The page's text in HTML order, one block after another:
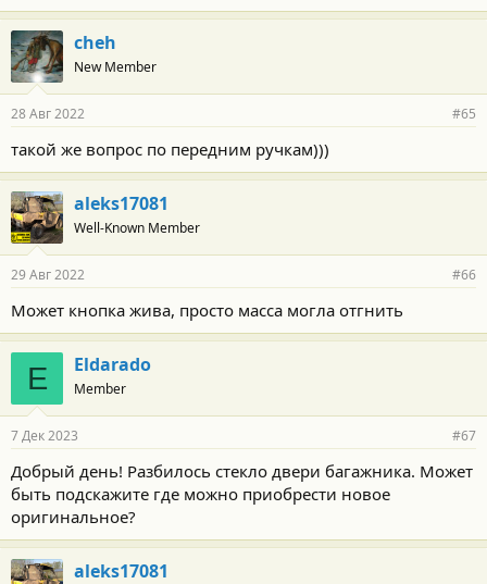
cheh
New Member
28 Авг 2022 #65
такой же вопрос по передним ручкам)))
aleks17081
Well-Known Member
29 Авг 2022 #66
Может кнопка жива, просто масса могла отгнить
E Eldarado
Member
7 Дек 2023 #67
Добрый день! Разбилось стекло двери багажника. Может
быть подскажите где можно приобрести новое
оригинальное?
aleks17081